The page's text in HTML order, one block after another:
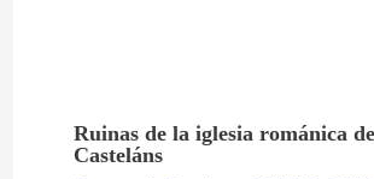
Ruinas de la iglesia románica de
Casteláns